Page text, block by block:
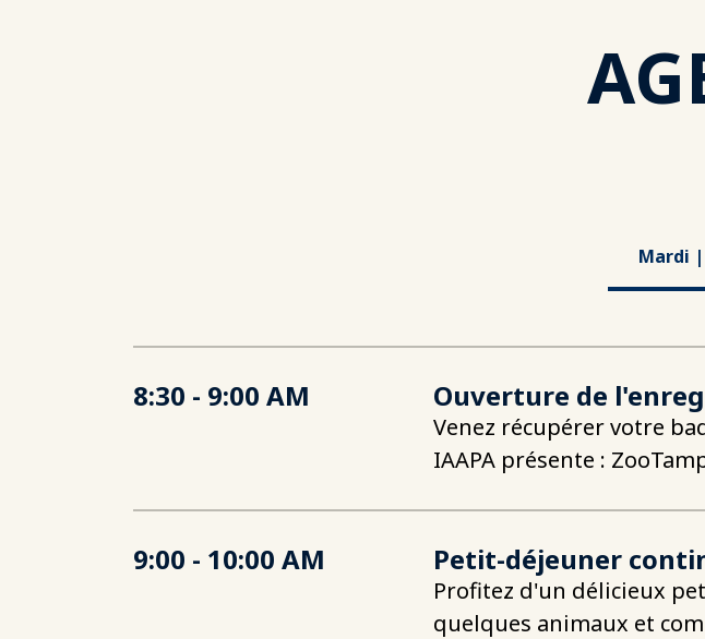
Mardi
8:30 - 9:00 AM Ouverture de
Venez récupérer votre
IAAPA présente :
9:00 - 10:00 AM Petit-déjeuner
Profitez d'un délicieux
quelques animaux et